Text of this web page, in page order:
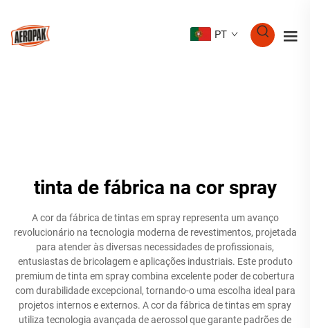
PT
tinta de fábrica na cor spray
A cor da fábrica de tintas em spray representa um avanço
revolucionário na tecnologia moderna de revestimentos, projetada
para atender às diversas necessidades de profissionais,
entusiastas de bricolagem e aplicações industriais. Este produto
premium de tinta em spray combina excelente poder de cobertura
com durabilidade excepcional, tornando-o uma escolha ideal para
projetos internos e externos. A cor da fábrica de tintas em spray
utiliza tecnologia avançada de aerossol que garante padrões de